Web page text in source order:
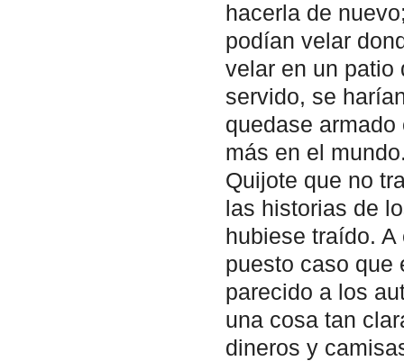
hacerla de
podían velar
velar en un patio
servido, se
quedase
más en el
Quijote que no
las historias de
hubiese traído.
puesto caso que
parecido a los
una cosa tan
dineros y